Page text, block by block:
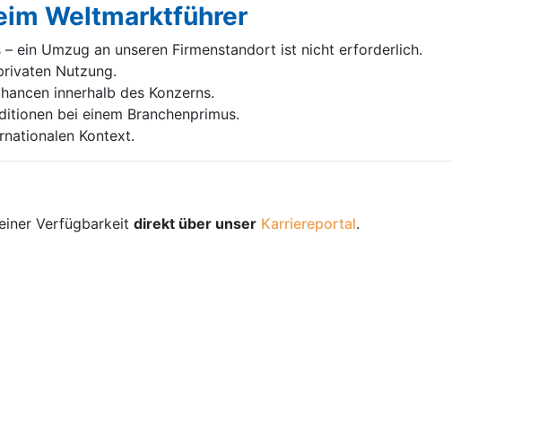
Weltmarktführer
ein Umzug an unseren Firmenstandort ist nicht erforderlich.
Nutzung.
innerhalb des Konzerns.
bei einem Branchenprimus.
Kontext.
Verfügbarkeit direkt über unser Karriereportal.